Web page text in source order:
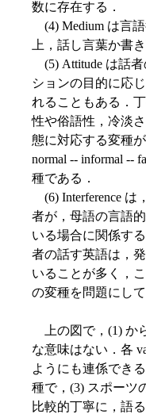
数に存在する．
(4) Medium は言
上，話し言葉か書
(5) Attitude は話
ションの目的に応
れることもある．
性や俗語性，冷淡
態に対応する変種
normal -- informal --
種である．
(6) Interference は
者が，母語の言語
いる場合に関係す
者の話す英語は，
いることが多く，
の変種を問題にし
上の図で，(1) か
な意味はない．各
ようにも連係でき
種で，(3) スポーツ
比較的丁寧に，語